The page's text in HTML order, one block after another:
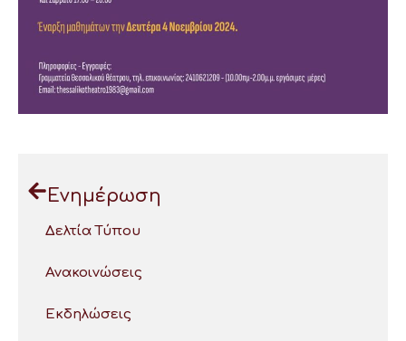
Ενημέρωση
Δελτία Τύπου
Ανακοινώσεις
Εκδηλώσεις